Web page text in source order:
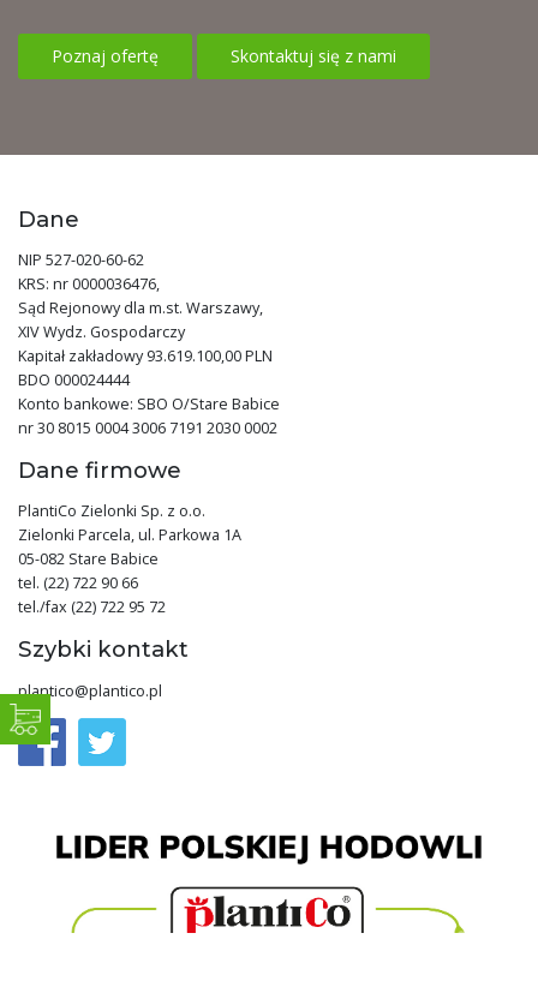
Poznaj ofertę Skontaktuj się z nami
Dane
NIP 527-020-60-62
KRS: nr 0000036476,
Sąd Rejonowy dla m.st. Warszawy,
XIV Wydz. Gospodarczy
Kapitał zakładowy 93.619.100,00 PLN
BDO 000024444
Konto bankowe: SBO O/Stare Babice
nr 30 8015 0004 3006 7191 2030 0002
Dane firmowe
PlantiCo Zielonki Sp. z o.o.
Zielonki Parcela, ul. Parkowa 1A
05-082 Stare Babice
tel. (22) 722 90 66
tel./fax (22) 722 95 72
Szybki kontakt
plantico@plantico.pl